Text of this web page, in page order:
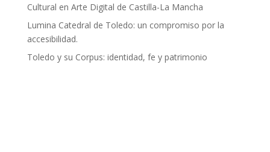
Cultural en Arte Digital de Castilla-La Mancha
Lumina Catedral de Toledo: un compromiso por la
accesibilidad.
Toledo y su Corpus: identidad, fe y patrimonio